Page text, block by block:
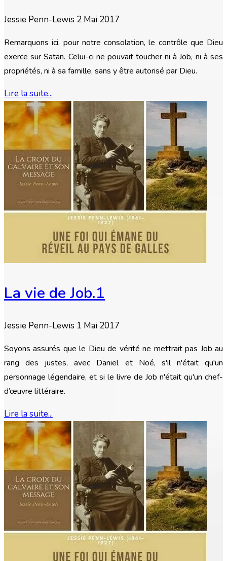
Jessie Penn-Lewis 2 Mai 2017
Remarquons ici, pour notre consolation, le contrôle que Dieu
exerce sur Satan. Celui-ci ne pouvait toucher ni à Job, ni à ses
propriétés, ni à sa famille, sans y être autorisé par Dieu.
Lire la suite...
La vie de Job.1
Jessie Penn-Lewis 1 Mai 2017
Soyons assurés que le Dieu de vérité ne mettrait pas Job au
rang des justes, avec Daniel et Noé, s'il n'était qu'un
personnage légendaire, et si le livre de Job n'était qu'un chef-
d’œuvre littéraire.
Lire la suite...